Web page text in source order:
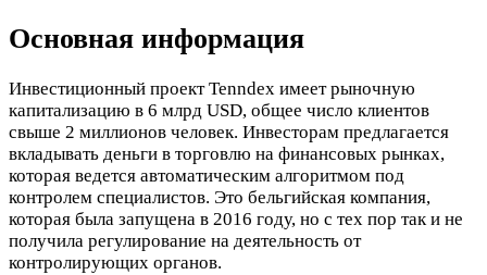
Основная информация
Инвестиционный проект Tenndex имеет рыночную
капитализацию в 6 млрд USD, общее число клиентов
свыше 2 миллионов человек. Инвесторам предлагается
вкладывать деньги в торговлю на финансовых рынках,
которая ведется автоматическим алгоритмом под
контролем специалистов. Это бельгийская компания,
которая была запущена в 2016 году, но с тех пор так и не
получила регулирование на деятельность от
контролирующих органов.